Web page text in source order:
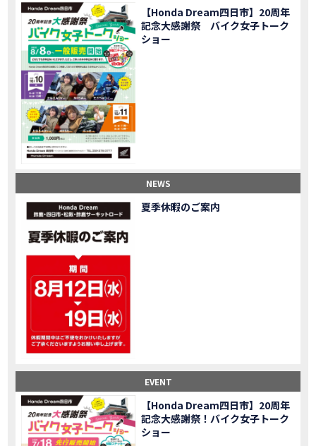
MOVIE 【バイク女子】ごめんなさい。大切なツーリングでやらかしてしまった…
MOVIE 【バイク女子】下道444kmぶっ通しで走った結果がヤバかった
MOVIE 【バイク女子】最安！三重→東京〇〇〇円で行けちゃった
MOVIE 新型スーパーカブ110レビュー！C125 CT125で女子ツーリング 最高！Honda Super Cub(JA59)
MOVIE 【世界一の燃費Super cub】給油せずにどこまで行けるかやってみたら大変なことになりました
MOVIE 【バイク女子の挑戦】世界一の最強バイクでついにやります。
MOVIE 【バイク女子】この動画を見たらイライラするかもしれません。ごめんなさい。
MOVIE 【バイク用ドラレコ】センサーで感知！駐車場でバイクの周りを…
おめでたい人生初バイク納車！スタッフがまさかの対応…
【激カワ女子登場】バイク女子はツーリング中も〇〇が大好き♡
MOVIE 正統派NC750X！大型二輪教習から10年目の素直な感想|Honda NC750X DCT【バイク女子ツーリング】
MOVIE 女が乗るバイクじゃない？低身長女が検証します
MOVIE 【福井1泊ツーリング】バイク女子、仲悪いって本当？
MOVIE 大型ツアラー！Gold Wing Tour 50th ANNIVWRSARYは女性ライダーでもツーリングを楽しめるのか検証してみた｜Honda ゴールドウイング
MOVIE 【Monkey125】初めてモンキー！意外な◯◯へ行って来た【三重ホンダヒート】
NEW BIKE 大型ツアラー「Gold Wing Tour」と特別仕様の 「Gold Wing Tour 50th ANNIVERSARY」を 受注期間限定で発売
【三重県】女性ライダーツーリングを満喫しました｜CB1000HORNET CB750HORNET CB650R E-Clutch
MOVIE 【女子ツーの実態】恥ずかしいけど、暴露しました。
MOVIE オイル交換に行ったつもりが…まさかの大出費！？
「CRF250L」「CRF250L＜s＞」のカラーリング設定と 仕様を一部変更し発売
NEW BIKE 軽二輪スーパースポーツモデル「CBR250RR」の カラーバリエーションを変更し発売
MOVIE 【Honda Dream鈴鹿】20周年記念・大感謝祭イベント 大人気バイク女子が大集合・・Honda Dreamさんの人気を探ってきましたスペシャル！！メチャクチャ楽しかったです❤
NEW BIKE PROJECT BIG1 Final Edition CB 1300在庫車あります！
【Honda Dream四日市】20周年
記念大感謝祭 バイク女子トーク
ショー
NEWS
夏季休暇のご案内
EVENT
【Honda Dream四日市】20周年
記念大感謝祭！バイク女子トーク
ショー